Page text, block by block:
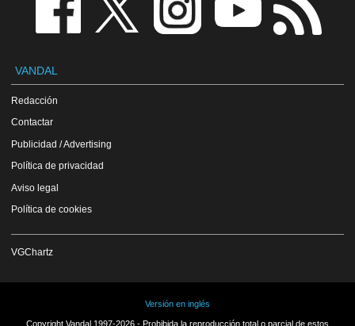
VANDAL
Redacción
Contactar
Publicidad / Advertising
Política de privacidad
Aviso legal
Política de cookies
VGChartz
Versión en inglés
Copyright Vandal 1997-2026 - Prohibida la reproducción total o parcial de estos